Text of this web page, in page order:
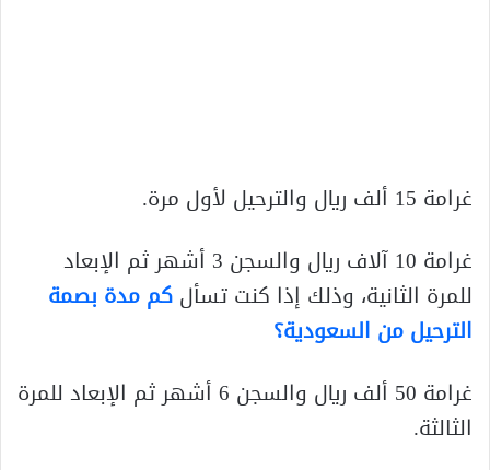
غرامة 15 ألف ريال والترحيل لأول مرة.
غرامة 10 آلاف ريال والسجن 3 أشهر ثم الإبعاد
للمرة الثانية، وذلك إذا كنت تسألكم مدة بصمة
الترحيل من السعودية؟
غرامة 50 ألف ريال والسجن 6 أشهر ثم الإبعاد للمرة
الثالثة.